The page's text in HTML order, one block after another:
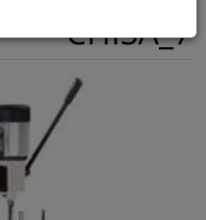
CHISA_7